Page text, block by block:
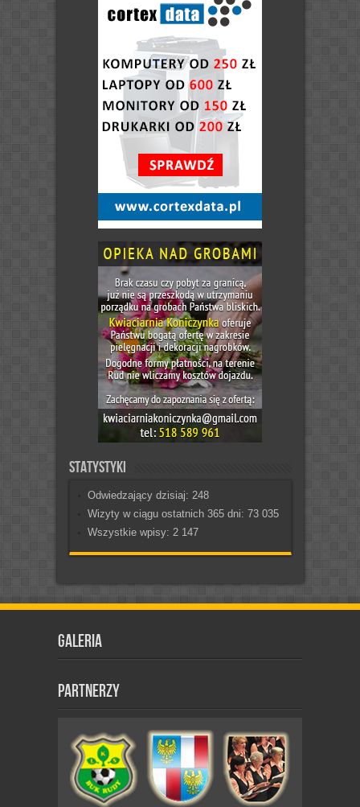
Statystyki
Odwiedzający dzisiaj: 248
Wizyty w ciągu ostatnich 365 dni: 73 035
Wszystkie wpisy: 2 147
Galeria
Partnerzy